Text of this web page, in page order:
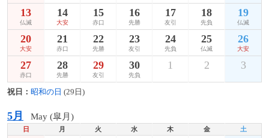
13
仏滅
14
大安
15
赤口
16
先勝
17
友引
18
先負
19
仏滅
20
大安
21
赤口
22
先勝
23
友引
24
先負
25
仏滅
26
大安
27
赤口
28
先勝
29
友引
30
先負
1 2 3
祝日： 昭和の日 (29日)
5月 May (皐月)
日 月 火 水 木 金 土